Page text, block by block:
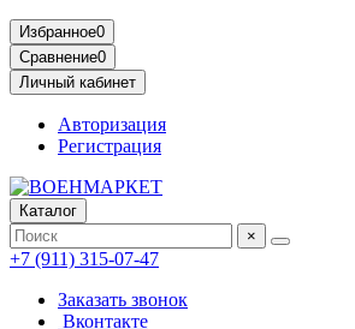
Избранное0
Сравнение0
Личный кабинет
Авторизация
Регистрация
Каталог
×
+7 (911) 315-07-47
Заказать звонок
Вконтакте